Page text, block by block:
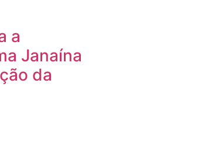
a
Janaína
da